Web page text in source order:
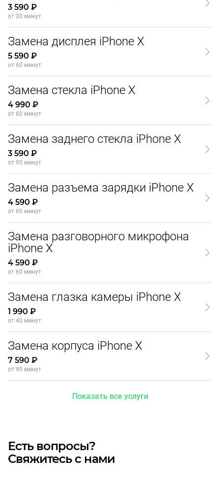
3 590 ₽
от 30 минут
Замена дисплея iPhone X
5 590 ₽
от 60 минут
Замена стекла iPhone X
4 990 ₽
от 60 минут
Замена заднего стекла iPhone X
3 590 ₽
от 90 минут
Замена разъема зарядки iPhone X
4 590 ₽
от 60 минут
Замена разговорного микрофона
iPhone X
4 590 ₽
от 60 минут
Замена глазка камеры iPhone X
1 990 ₽
от 40 минут
Замена корпуса iPhone X
7 590 ₽
от 90 минут
Показать все услуги
Есть вопросы?
Свяжитесь с нами